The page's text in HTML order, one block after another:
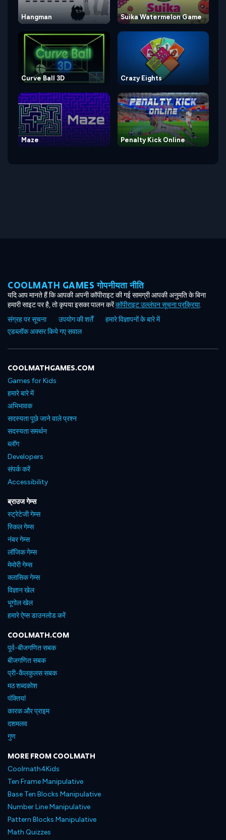
Hangman Suika Watermelon Game
Curve Ball 3D Crazy Eights
Maze Penalty Kick Online
COOLMATH GAMES गोपनीयता नीति
यदि आप मानते हैं कि आपकी अपनी कॉपीराइट की गई सामग्री आपकी अनुमति के बिना
हमारी साइट पर है, तो कृपया इसका पालन करेंकॉपीराइट उल्लंघन सूचना प्रक्रिया.
संग्रह पर सूचना
उपयोग की शर्तें
हमारे विज्ञापनों के बारे में
एडब्लॉक अक्सर किये गए सवाल
COOLMATHGAMES.COM
Games for Kids
हमारे बारे में
अभिभावक
सदस्यता पूछे जाने वाले प्रश्न
सदस्यता समर्थन
ब्लॉग
Developers
संपर्क करें
Accessibility
ब्राउज गेम्स
स्ट्रेटेजी गेम्स
स्किल गेम्स
नंबर गेम्स
लॉजिक गेम्स
मेमोरी गेम्स
क्लासिक गेम्स
विज्ञान खेल
भूगोल खेल
हमारे ऐप्स डाउनलोड करें
COOLMATH.COM
पूर्व-बीजगणित सबक
बीजगणित सबक
प्री-कैलकुलस सबक
मठ शब्दकोश
पंक्तियां
कारक और प्राइम
दशमलव
गुण
MORE FROM COOLMATH
Coolmath4Kids
Ten Frame Manipulative
Base Ten Blocks Manipulative
Number Line Manipulative
Pattern Blocks Manipulative
Math Quizzes